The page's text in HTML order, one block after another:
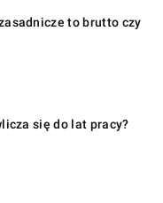
to brutto czy
się do lat pracy?